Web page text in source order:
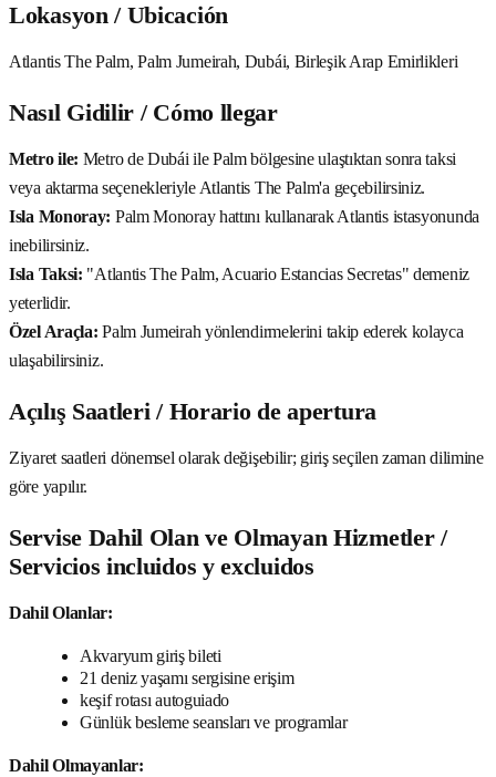
Lokasyon / Ubicación
Atlantis The Palm, Palm Jumeirah, Dubái, Birleşik Arap Emirlikleri
Nasıl Gidilir / Cómo llegar
Metro ile: Metro de Dubái ile Palm bölgesine ulaştıktan sonra taksi
veya aktarma seçenekleriyle Atlantis The Palm'a geçebilirsiniz.
Isla Monoray: Palm Monoray hattını kullanarak Atlantis istasyonunda
inebilirsiniz.
Isla Taksi: "Atlantis The Palm, Acuario Estancias Secretas" demeniz
yeterlidir.
Özel Araçla: Palm Jumeirah yönlendirmelerini takip ederek kolayca
ulaşabilirsiniz.
Açılış Saatleri / Horario de apertura
Ziyaret saatleri dönemsel olarak değişebilir; giriş seçilen zaman dilimine
göre yapılır.
Servise Dahil Olan ve Olmayan Hizmetler /
Servicios incluidos y excluidos
Dahil Olanlar:
Akvaryum giriş bileti
21 deniz yaşamı sergisine erişim
keşif rotası autoguiado
Günlük besleme seansları ve programlar
Dahil Olmayanlar: